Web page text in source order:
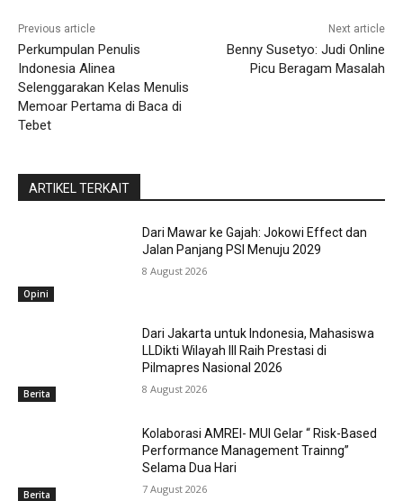
Previous article
Perkumpulan Penulis
Indonesia Alinea
Selenggarakan Kelas Menulis
Memoar Pertama di Baca di
Tebet
Next article
Benny Susetyo: Judi Online
Picu Beragam Masalah
ARTIKEL TERKAIT
Opini
Dari Mawar ke Gajah: Jokowi Effect dan
Jalan Panjang PSI Menuju 2029
8 August 2026
Berita
Dari Jakarta untuk Indonesia, Mahasiswa
LLDikti Wilayah III Raih Prestasi di
Pilmapres Nasional 2026
8 August 2026
Berita
Kolaborasi AMREI- MUI Gelar “ Risk-Based
Performance Management Trainng”
Selama Dua Hari
7 August 2026